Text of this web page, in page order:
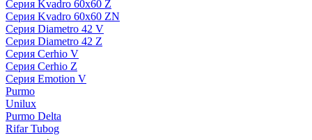
Серия Kvadro 60х60 Z
Серия Kvadro 60х60 ZN
Серия Diametro 42 V
Серия Diametro 42 Z
Серия Cerhio V
Серия Cerhio Z
Серия Emotion V
Purmo
Unilux
Purmo Delta
Rifar Tubog